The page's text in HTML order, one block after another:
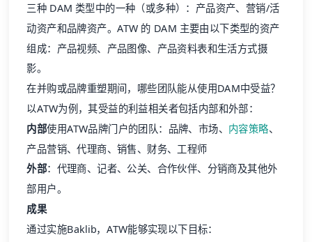
三种 DAM 类型中的一种（或多种）：产品资产、营销/活
动资产和品牌资产。ATW 的 DAM 主要由以下类型的资产
组成：产品视频、产品图像、产品资料表和生活方式摄
影。
在并购或品牌重塑期间，哪些团队能从使用DAM中受益？
以ATW为例，其受益的利益相关者包括内部和外部：
内部使用ATW品牌门户的团队：品牌、市场、 内容策略、
产品营销、代理商、销售、财务、工程师
外部：代理商、记者、公关、合作伙伴、分销商及其他外
部用户。
成果
通过实施Baklib，ATW能够实现以下目标：